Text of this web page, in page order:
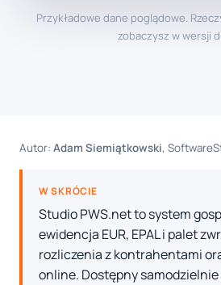
Przykładowe dane poglądowe.
zobaczysz w wersji
Autor: Adam Siemiątkowski,
W SKRÓCIE
Studio PWS.net to system
ewidencja EUR, EPAL i palet
rozliczenia z kontrahentami
online. Dostępny